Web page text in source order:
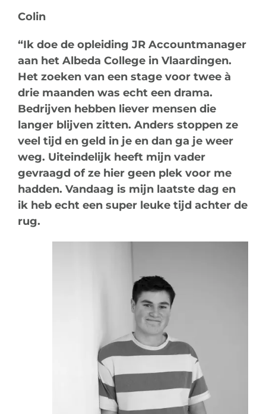
Bel +31 85 620 21 80
Colin
“Ik doe de opleiding JR Accountmanager
aan het Albeda College in Vlaardingen.
Het zoeken van een stage voor twee à
drie maanden was echt een drama.
Bedrijven hebben liever mensen die
langer blijven zitten. Anders stoppen ze
veel tijd en geld in je en dan ga je weer
weg. Uiteindelijk heeft mijn vader
gevraagd of ze hier geen plek voor me
hadden. Vandaag is mijn laatste dag en
ik heb echt een super leuke tijd achter de
rug.